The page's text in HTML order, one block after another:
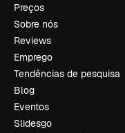
Preços
Sobre nós
Reviews
Emprego
Tendências de pesquisa
Blog
Eventos
Slidesgo